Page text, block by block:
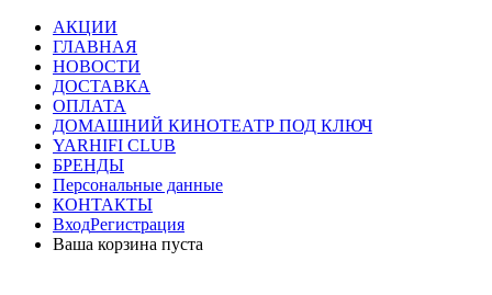
АКЦИИ
ГЛАВНАЯ
НОВОСТИ
ДОСТАВКА
ОПЛАТА
ДОМАШНИЙ КИНОТЕАТР ПОД КЛЮЧ
YARHIFI CLUB
БРЕНДЫ
Персональные данные
КОНТАКТЫ
ВходРегистрация
Ваша корзина пуста